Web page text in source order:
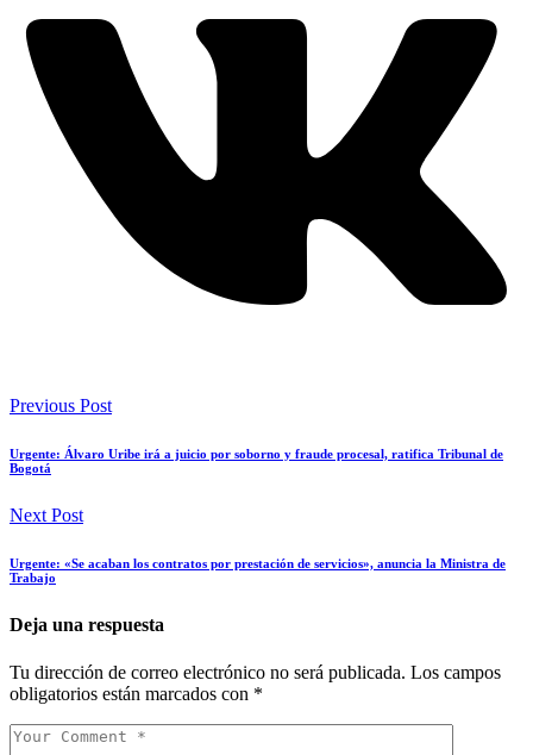
Previous Post
Urgente: Álvaro Uribe irá a juicio por soborno y fraude procesal, ratifica Tribunal de
Bogotá
Next Post
Urgente: «Se acaban los contratos por prestación de servicios», anuncia la Ministra de
Trabajo
Deja una respuesta
Tu dirección de correo electrónico no será publicada. Los campos
obligatorios están marcados con *